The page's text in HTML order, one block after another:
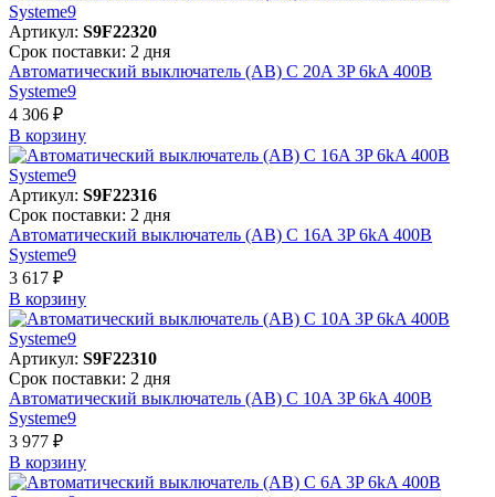
Артикул: S9F22320
Срок поставки: 2 дня
Автоматический выключатель (АВ) C 20A 3P 6kA 400В
Systeme9
4 306 ₽
В корзинy
Артикул: S9F22316
Срок поставки: 2 дня
Автоматический выключатель (АВ) C 16A 3P 6kA 400В
Systeme9
3 617 ₽
В корзинy
Артикул: S9F22310
Срок поставки: 2 дня
Автоматический выключатель (АВ) C 10A 3P 6kA 400В
Systeme9
3 977 ₽
В корзинy